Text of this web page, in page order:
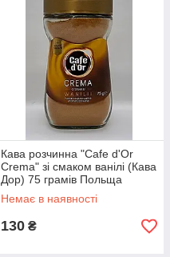
Кава розчинна "Cafe d'Or
Crema" зі смаком ванілі (Кава
Дор) 75 грамів Польща
Немає в наявності
130 ₴